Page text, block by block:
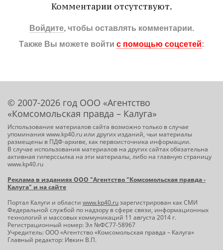
Комментарии отсутствуют.
Войдите, чтобы оставлять комментарии.
Также Вы можете войти с помощью соцсетей:
© 2007-2026 год ООО «Агентство
«Комсомольская правда – Калуга»
Использование материалов сайта возможно только в случае
упоминания www.kp40.ru или других изданий, чьи материалы
размещены в ПДФ-архиве, как первоисточника информации.
В случае использования материалов на других сайтах обязательна
активная гиперссылка на эти материалы, либо на главную страницу
www.kp40.ru
Реклама в изданиях ООО "Агентство "Комсомольская правда -
Калуга" и на сайте
Портал Калуги и области www.kp40.ruзарегистрирован как СМИ
Федеральной службой по надзору в сфере связи, информационных
технологий и массовых коммуникаций 11 августа 2014 г.
Регистрационный номер: Эл №ФС77-58967
Учредитель: ООО «Агентство «Комсомольская правда – Калуга»
Главный редактор: Ивкин В.П.